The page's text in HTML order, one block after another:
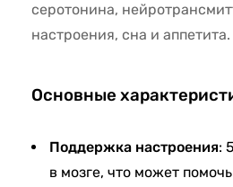
серотонина,
настроения, сна и аппетита.
Основные
Поддержка настроения:
в мозге, что может